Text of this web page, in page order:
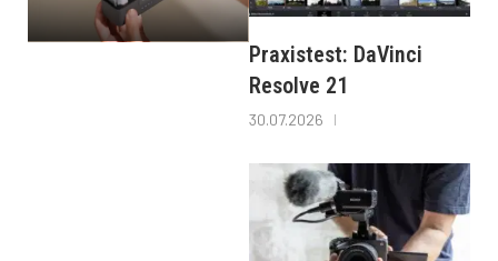
Praxistest: DaVinci
Resolve 21
30.07.2026